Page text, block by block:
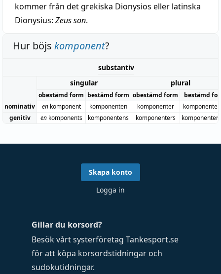
kommer från det grekiska Dionysios eller latinska
Dionysius: Zeus son.
Hur böjs komponent?
substantiv
singular
plural
obestämd form bestämd form obestämd form
bestämd
nominativ
enkomponent komponenten komponenter
genitiv
enkomponents komponentens komponenters
Gillar du korsord?
Besök vårt systerföretag Tankesport.se
för att köpa korsordstidningar och
sudokutidningar.
Skapa konto
Logga in